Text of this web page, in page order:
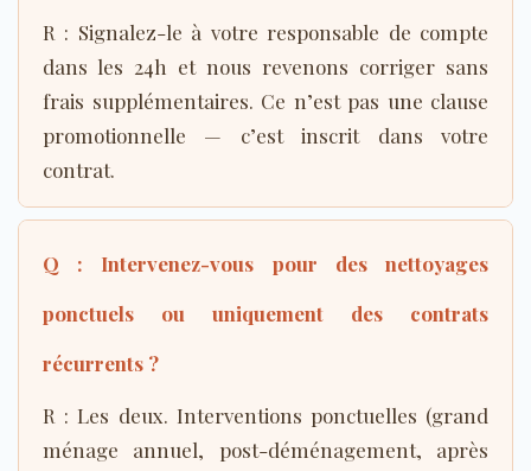
R : Signalez-le à votre responsable de compte
dans les 24h et nous revenons corriger sans
frais supplémentaires. Ce n’est pas une clause
promotionnelle — c’est inscrit dans votre
contrat.
Q : Intervenez-vous pour des nettoyages
ponctuels ou uniquement des contrats
récurrents ?
R : Les deux. Interventions ponctuelles (grand
ménage annuel, post-déménagement, après